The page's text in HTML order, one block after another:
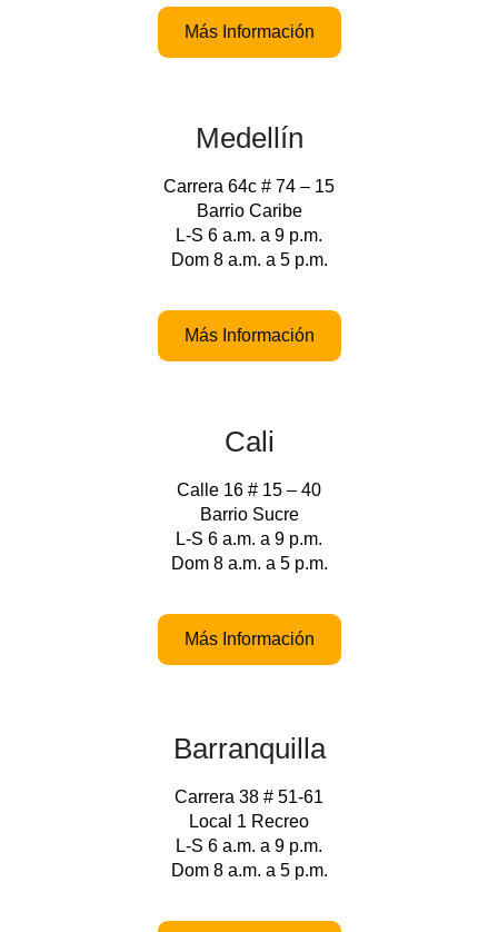
Más Información
Medellín
Carrera 64c # 74 – 15
Barrio Caribe
L-S 6 a.m. a 9 p.m.
Dom 8 a.m. a 5 p.m.
Más Información
Cali
Calle 16 # 15 – 40
Barrio Sucre
L-S 6 a.m. a 9 p.m.
Dom 8 a.m. a 5 p.m.
Más Información
Barranquilla
Carrera 38 # 51-61
Local 1 Recreo
L-S 6 a.m. a 9 p.m.
Dom 8 a.m. a 5 p.m.